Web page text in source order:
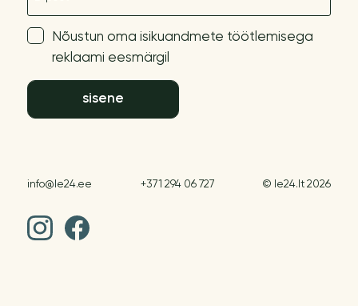
Nõustun oma isikuandmete töötlemisega
reklaami eesmärgil
sisene
info@le24.ee +371 294 06 727 © le24.lt 2026